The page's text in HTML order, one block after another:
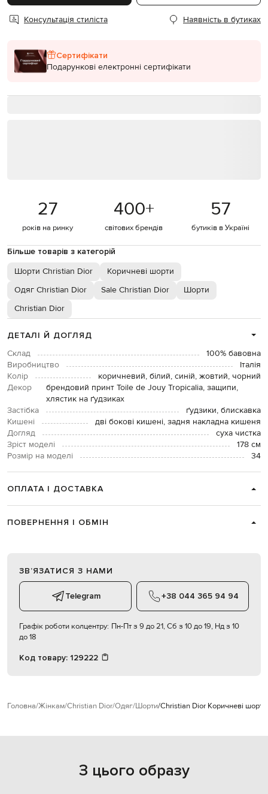
Консультація стиліста Наявність в бутиках
Сертифікати
Подарункові електронні сертифікати
27
років на ринку
400+
світових брендів
57
бутиків в Україні
Більше товарів з категорій
Шорти Christian Dior
Коричневі шорти
Одяг Christian Dior
Sale Christian Dior
Шорти
Christian Dior
ДЕТАЛІ Й ДОГЛЯД
Склад
100% бавовна
Виробництво
Італія
Колір
коричневий, білий, синій, жовтий, чорний
Декор
брендовий принт Toile de Jouy Tropicalia, защипи,
хлястик на ґудзиках
Застібка
ґудзики, блискавка
Кишені
дві бокові кишені, задня накладна кишеня
Догляд
суха чистка
Зріст моделі
178 см
Розмір на моделі
34
ОПЛАТА І ДОСТАВКА
ПОВЕРНЕННЯ І ОБМІН
ЗВʼЯЗАТИСЯ З НАМИ
Telegram +38 044 365 94 94
Графік роботи колцентру: Пн-Пт з 9 до 21, Сб з 10 до 19, Нд з 10
до 18
Код товару: 129222
Головна Жінкам Christian Dior Одяг Шорти Christian Dior Коричневі
З цього образу